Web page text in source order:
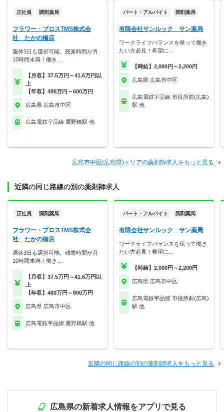
正社員 調剤薬局
フラワー・ブロスTMS株式会
社 たかの橋店
週休3日も選択可能。残業時間が月
10時間未満！働き…
【月収】37.5万円～41.6万円以
上
【年収】480万円～600万円
広島県 広島市中区
広島電鉄宇品線 鷹野橋駅 他
パート・アルバイト 調剤薬局
有限会社サンルック サン薬局
ワークライフバランスを保って働き
たい方必見！希望に…
【時給】2,000円～2,200円
広島県 広島市中区
広島電鉄宇品線 市役所前(広島)
駅 他
広島市中区(広島県)エリアの薬剤師求人をもっと見る
近隣の同じ路線の別の薬剤師求人
正社員 調剤薬局
フラワー・ブロスTMS株式会
社 たかの橋店
週休3日も選択可能。残業時間が月
10時間未満！働き…
【月収】37.5万円～41.6万円以
上
【年収】480万円～600万円
広島県 広島市中区
広島電鉄宇品線 鷹野橋駅 他
パート・アルバイト 調剤薬局
有限会社サンルック サン薬局
ワークライフバランスを保って働き
たい方必見！希望に…
【時給】2,000円～2,200円
広島県 広島市中区
広島電鉄宇品線 市役所前(広島)
駅 他
近隣の同じ路線の別の薬剤師求人をもっと見る
広島県の新着求人情報をアプリで見る